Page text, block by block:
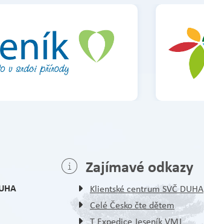
Zajímavé odkazy
Klientské centrum SVČ DUHA
Celé Česko čte dětem
T Expedice Jeseník VMJ